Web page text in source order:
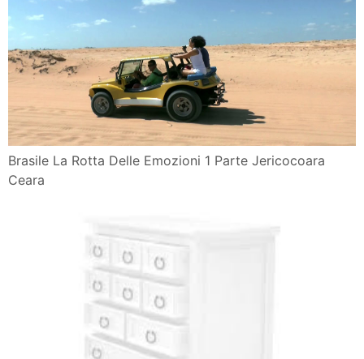
Brasile La Rotta Delle Emozioni 1 Parte Jericocoara
Ceara